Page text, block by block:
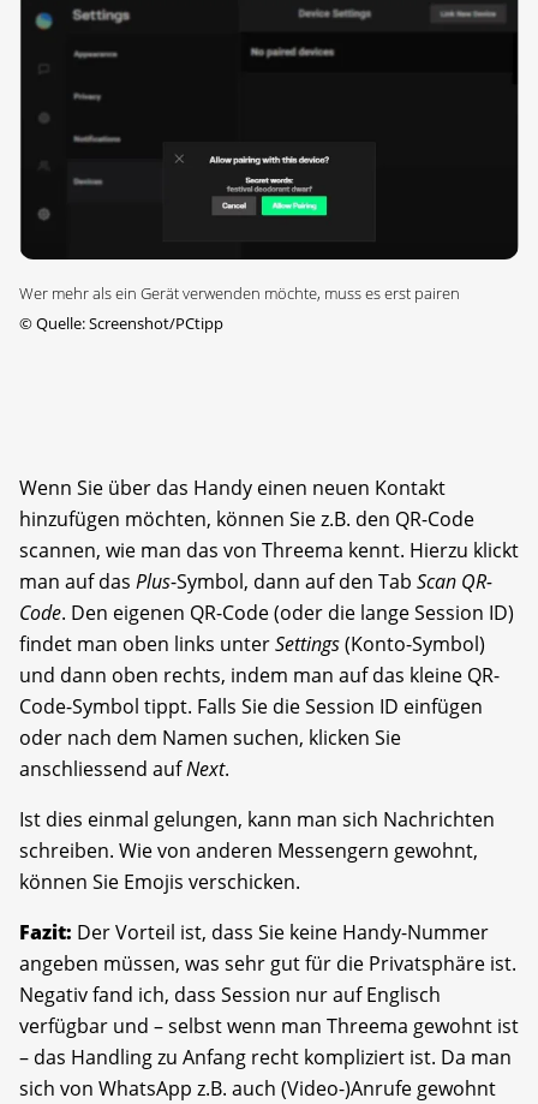
Wer mehr als ein Gerät verwenden möchte, muss es erst pairen
©Quelle: Screenshot/PCtipp
Wenn Sie über das Handy einen neuen Kontakt
hinzufügen möchten, können Sie z.B. den QR-Code
scannen, wie man das von Threema kennt. Hierzu klickt
man auf das Plus-Symbol, dann auf den Tab Scan QR-
Code. Den eigenen QR-Code (oder die lange Session ID)
findet man oben links unterSettings(Konto-Symbol)
und dann oben rechts, indem man auf das kleine QR-
Code-Symbol tippt. Falls Sie die Session ID einfügen
oder nach dem Namen suchen, klicken Sie
anschliessend aufNext.
Ist dies einmal gelungen, kann man sich Nachrichten
schreiben. Wie von anderen Messengern gewohnt,
können Sie Emojis verschicken.
Fazit: Der Vorteil ist, dass Sie keine Handy-Nummer
angeben müssen, was sehr gut für die Privatsphäre ist.
Negativ fand ich, dass Session nur auf Englisch
verfügbar und – selbst wenn man Threema gewohnt ist
– das Handling zu Anfang recht kompliziert ist. Da man
sich von WhatsApp z.B. auch (Video-)Anrufe gewohnt